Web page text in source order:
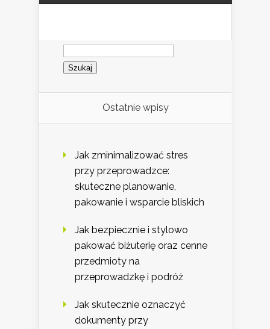
Szukaj:
Ostatnie wpisy
Jak zminimalizować stres
przy przeprowadzce:
skuteczne planowanie,
pakowanie i wsparcie bliskich
Jak bezpiecznie i stylowo
pakować biżuterię oraz cenne
przedmioty na
przeprowadzkę i podróż
Jak skutecznie oznaczyć
dokumenty przy